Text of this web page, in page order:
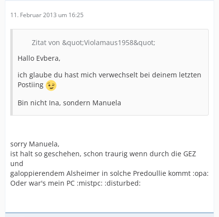
11. Februar 2013 um 16:25
Zitat von &quot;Violamaus1958&quot;
Hallo Evbera,
ich glaube du hast mich verwechselt bei deinem letzten
Postiing
Bin nicht Ina, sondern Manuela
sorry Manuela,
ist halt so geschehen, schon traurig wenn durch die GEZ
und
galoppierendem Alsheimer in solche Predoullie kommt :opa:
Oder war's mein PC :mistpc: :disturbed: